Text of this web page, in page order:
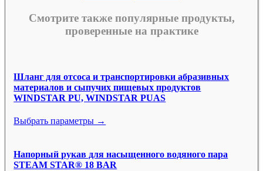
Смотрите также популярные продукты,
проверенные на практике
Шланг для отсоса и транспортировки абразивных
материалов и сыпучих пищевых продуктов
WINDSTAR PU, WINDSTAR PUAS
Выбрать параметры →
Напорный рукав для насыщенного водяного пара
STEAM STAR® 18 BAR